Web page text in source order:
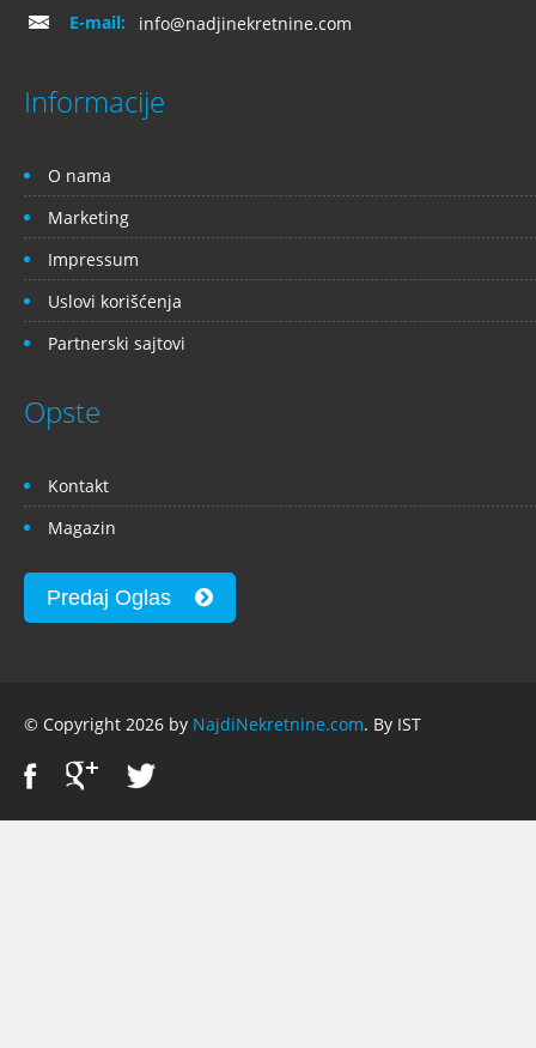
E-mail:
info@nadjinekretnine.com
Informacije
O nama
Marketing
Impressum
Uslovi korišćenja
Partnerski sajtovi
Opste
Kontakt
Magazin
Predaj Oglas
© Copyright 2026 by NajdiNekretnine.com. By IST